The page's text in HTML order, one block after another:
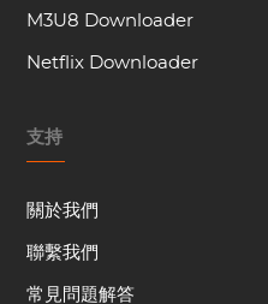
M3U8 Downloader
Netflix Downloader
支持
關於我們
聯繫我們
常見問題解答